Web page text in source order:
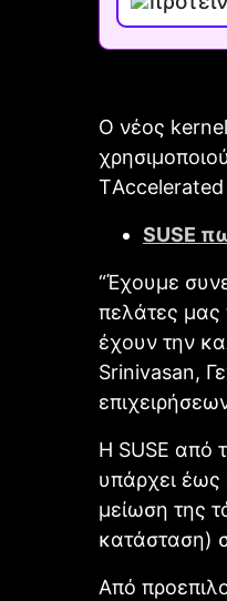
Ο νέος
ΤAccelerated
SUSΕ
“Έχουμε
πελάτες μας
έχουν την
Srinivasan,
Η SUSE από
υπάρχει έως
μείωση της
κατάσταση)
Από